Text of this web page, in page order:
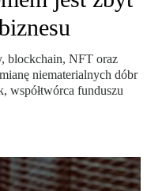
blockchain, NFT oraz
niematerialnych dóbr
współtwórca funduszu